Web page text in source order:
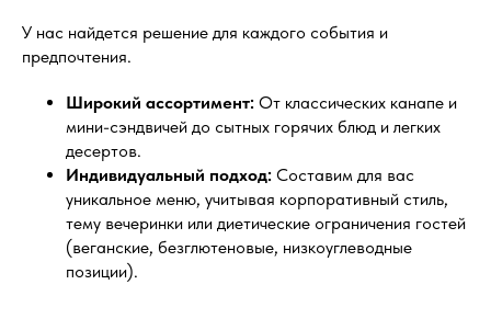
У нас найдется решение для каждого события и
предпочтения.
Широкий ассортимент: От классических канапе и
мини-сэндвичей до сытных горячих блюд и легких
десертов.
Индивидуальный подход: Составим для вас
уникальное меню, учитывая корпоративный стиль,
тему вечеринки или диетические ограничения гостей
(веганские, безглютеновые, низкоуглеводные
позиции).